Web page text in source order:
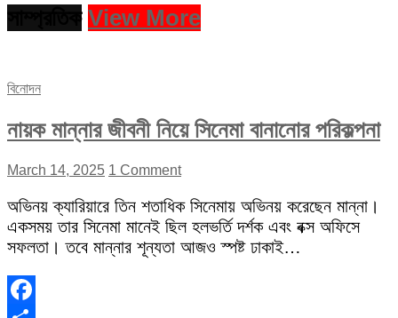
View More
বিনোদন
নায়ক মান্নার জীবনী নিয়ে সিনেমা বানানোর পরিকল্পনা
March 14, 2025 1 Comment
অভিনয় ক্যারিয়ারে তিন শতাধিক সিনেমায় অভিনয় করেছেন মান্না।
একসময় তার সিনেমা মানেই ছিল হলভর্তি দর্শক এবং বক্স অফিসে
সফলতা। তবে মান্নার শূন্যতা আজও স্পষ্ট ঢাকাই…